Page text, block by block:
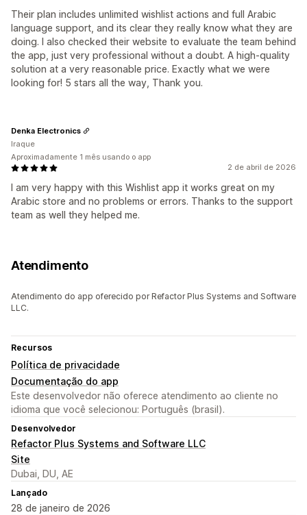
Their plan includes unlimited wishlist actions and full Arabic
language support, and its clear they really know what they are
doing. I also checked their website to evaluate the team behind
the app, just very professional without a doubt. A high-quality
solution at a very reasonable price. Exactly what we were
looking for! 5 stars all the way, Thank you.
2 de abril de 2026
I am very happy with this Wishlist app it works great on my
Arabic store and no problems or errors. Thanks to the support
team as well they helped me.
Denka Electronics
Iraque
Aproximadamente 1 mês usando o app
Atendimento
Atendimento do app oferecido por Refactor Plus Systems and Software
LLC.
Recursos
Política de privacidade
Documentação do app
Este desenvolvedor não oferece atendimento ao cliente no
idioma que você selecionou: Português (brasil).
Desenvolvedor
Refactor Plus Systems and Software LLC
Site
Dubai, DU, AE
Lançado
28 de janeiro de 2026